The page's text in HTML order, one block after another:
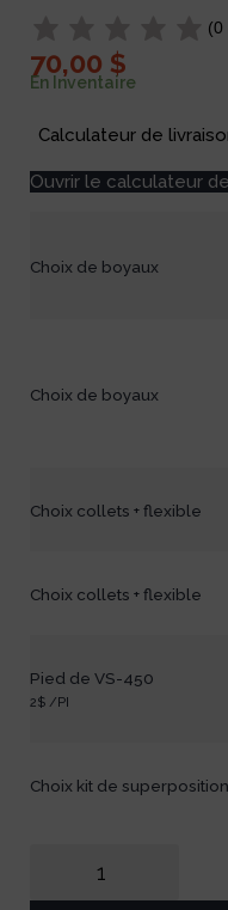
(0
70,00 $
En Inventaire
Calculateur de
Ouvrir le calculateur
Choix de boyaux
Choix de boyaux
Choix collets + flexible
Choix collets + flexible
Pied de VS-450
2$ /PI
Choix kit de superposition